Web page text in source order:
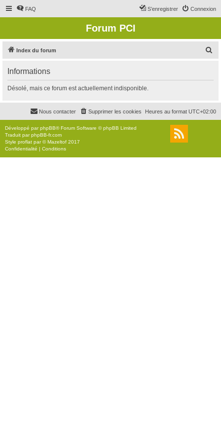
FAQ Connexion
S’enregistrer
Forum PCI
Index du forum
r
c
r
Informations
Désolé, mais ce forum est actuellement indisponible.
Heures au format UTC+02:00
Supprimer les cookies
Nous contacter
Développé parphpBB® Forum Software © phpBB Limited
Traduit parphpBB-fr.com
Style proflat par ©Mazeltof 2017
Confidentialité | Conditions